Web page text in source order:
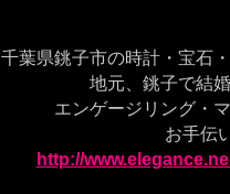
千葉県銚子市の時計・宝石
地元、銚子で結婚す
エンゲージリング・マ
お手伝いを致
http://